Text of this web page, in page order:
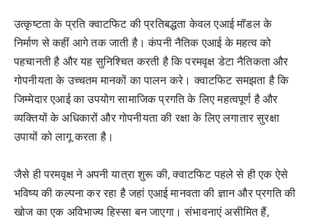
उत्कृष्टता के प्रति क्वाटफिट की प्रतिबद्धता केवल एआई मॉडल के
निर्माण से कहीं आगे तक जाती है। कंपनी नैतिक एआई के महत्व को
पहचानती है और यह सुनिश्चित करती है कि परमवृक्ष डेटा नैतिकता और
गोपनीयता के उच्चतम मानकों का पालन करे। क्वाटफिट समझता है कि
जिम्मेदार एआई का उपयोग सामाजिक प्रगति के लिए महत्वपूर्ण है और
व्यक्तियों के अधिकारों और गोपनीयता की रक्षा के लिए लगातार सुरक्षा
उपायों को लागू करता है।
जैसे ही परमवृक्ष ने अपनी यात्रा शुरू की, क्वाटफिट पहले से ही एक ऐसे
भविष्य की कल्पना कर रहा है जहां एआई मानवता की ज्ञान और प्रगति की
खोज का एक अविभाज्य हिस्सा बन जाएगा। संभावनाएं असीमित हैं,